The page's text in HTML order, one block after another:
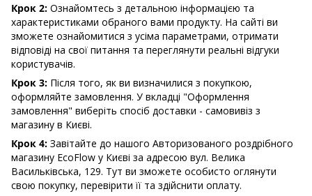
Крок 2: Ознайомтесь з детальною інформацією та
характеристиками обраного вами продукту. На сайті ви
зможете ознайомитися з усіма параметрами, отримати
відповіді на свої питання та переглянути реальні відгуки
користувачів.
Крок 3: Після того, як ви визначилися з покупкою,
оформляйте замовлення. У вкладці "Оформлення
замовлення" виберіть спосіб доставки - самовивіз з
магазину в Києві.
Крок 4: Завітайте до нашого Авторизованого роздрібного
магазину EcoFlow у Києві за адресою вул. Велика
Васильківська, 129. Тут ви зможете особисто оглянути
свою покупку, перевірити її та здійснити оплату.